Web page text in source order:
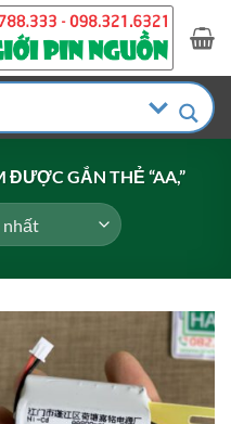
ĐƯỢC GẮN THẺ “AA,”